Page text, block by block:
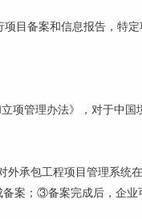
目备案和信息报告，特
项管理办法》，对于中
承包工程项目管理系统
案；③备案完成后，企业